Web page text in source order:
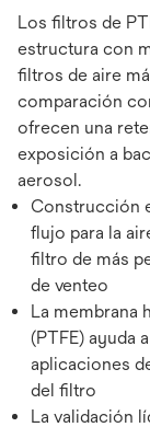
Los filtros de
estructura con
filtros de aire
comparación
ofrecen una
exposición a
aerosol.
Construcción
flujo para la
filtro de más
de venteo
La membrana
(PTFE) ayuda
aplicaciones
del filtro
La validación